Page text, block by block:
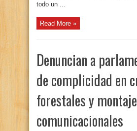
todo un ...
Read More »
Denuncian a
de complicidad en
forestales y
comunicacionales